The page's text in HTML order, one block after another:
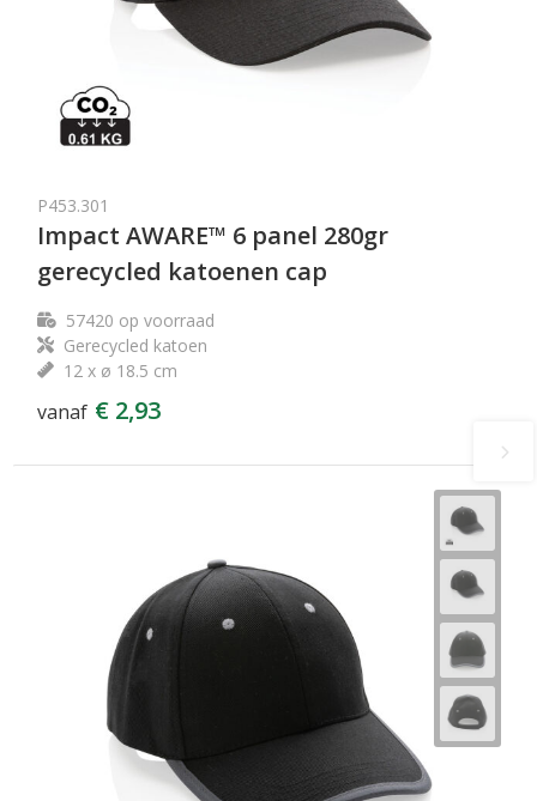
P453.301
Impact AWARE™ 6 panel 280gr
gerecycled katoenen cap
57420 op voorraad
Gerecycled katoen
12 x ø 18.5 cm
vanaf € 2,93